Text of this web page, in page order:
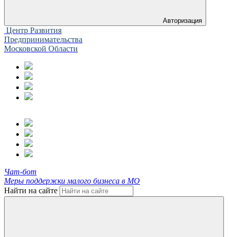
Авторизация
Центр Развития
Предпринимательства
Московской Области
Чат-бот
Меры поддержки малого бизнеса в МО
Найти на сайте